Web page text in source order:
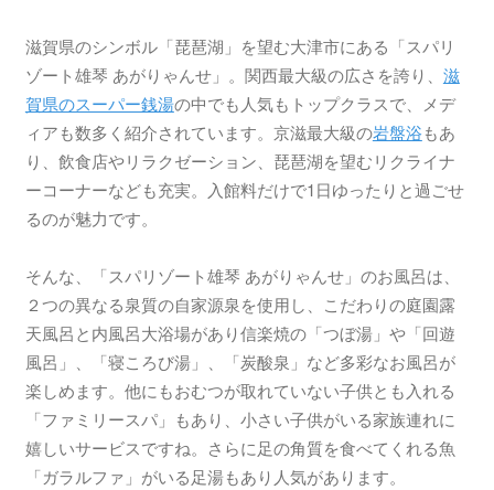
滋賀県のシンボル「琵琶湖」を望む大津市にある「スパリ
ゾート雄琴 あがりゃんせ」。関西最大級の広さを誇り、 滋
賀県のスーパー銭湯の中でも人気もトップクラスで、メデ
ィアも数多く紹介されています。京滋最大級の岩盤浴もあ
り、飲食店やリラクゼーション、琵琶湖を望むリクライナ
ーコーナーなども充実。入館料だけで1日ゆったりと過ごせ
るのが魅力です。
そんな、「スパリゾート雄琴 あがりゃんせ」のお風呂は、
２つの異なる泉質の自家源泉を使用し、こだわりの庭園露
天風呂と内風呂大浴場があり信楽焼の「つぼ湯」や「回遊
風呂」、「寝ころび湯」、「炭酸泉」など多彩なお風呂が
楽しめます。他にもおむつが取れていない子供とも入れる
「ファミリースパ」もあり、小さい子供がいる家族連れに
嬉しいサービスですね。さらに足の角質を食べてくれる魚
「ガラルファ」がいる足湯もあり人気があります。